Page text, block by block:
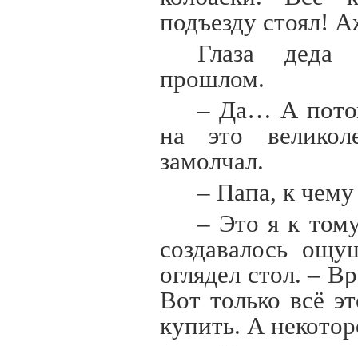
подъезду стоял!
Глаза деда
прошлом.
– Да… А
на это
замолчал.
– Папа, к
– Это я к
создавалось
оглядел стол. –
Вот только всё
купить. А